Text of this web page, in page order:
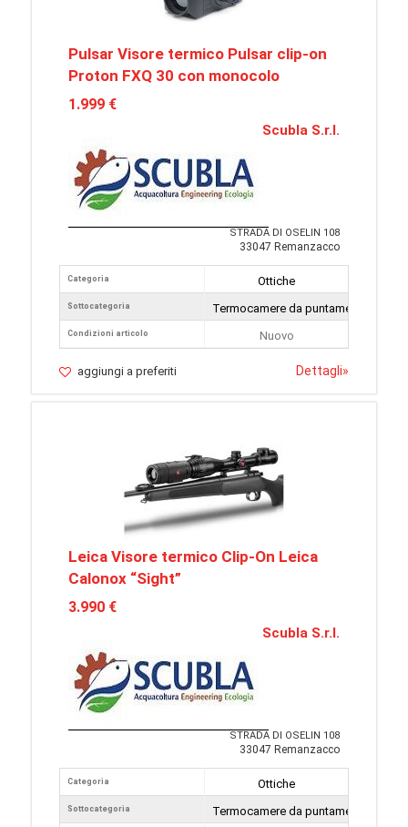
Pulsar Visore termico Pulsar clip-on
Proton FXQ 30 con monocolo
1.999 €
Scubla S.r.l.
STRADA DI OSELIN 108
33047 Remanzacco
Categoria
Sottocategoria
Condizioni articolo
Ottiche
Termocamere da puntamento
Nuovo
aggiungi a preferiti Dettagli»
Leica Visore termico Clip-On Leica
Calonox “Sight”
3.990 €
Scubla S.r.l.
STRADA DI OSELIN 108
33047 Remanzacco
Categoria
Sottocategoria
Ottiche
Termocamere da puntamento